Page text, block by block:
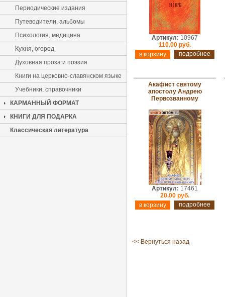
Периодические издания
Путеводители, альбомы
Психология, медицина
Кухня, огород
Духовная проза и поэзия
Книги на церковно-славянском языке
Учебники, справочники
КАРМАННЫЙ ФОРМАТ
КНИГИ ДЛЯ ПОДАРКА
Классическая литература
Артикул: 10967
110.00 руб.
подробнее
Акафист святому
апостолу Андрею
Первозванному
Артикул: 17461
20.00 руб.
подробнее
<< Вернуться назад